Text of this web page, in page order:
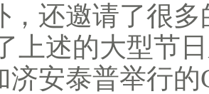
，还邀请了很
上述的大型节
济安泰普举行